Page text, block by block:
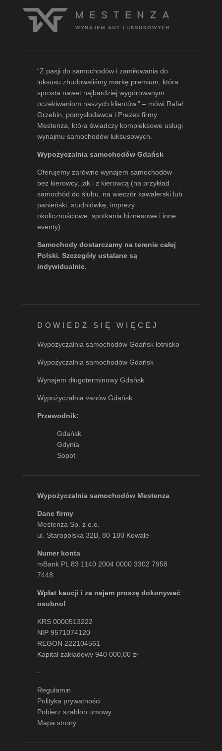
“Z pasji do samochodów i zamiłowania do
luksusu zbudowaliśmy markę premium, która
sprosta nawet najbardziej wygórowanym
oczekiwaniom naszych klientów.” – mówi Rafał
Grzebin, pomysłodawca i Prezes firmy
Mestenza, która świadczy kompleksowe usługi
wynajmu samochodów luksusowych.
Wypożyczalnia samochodów Gdańsk
Oferujemy zarówno wynajem samochodów
bez kierowcy, jak i z kierowcą (na przykład
samochód do ślubu, na wieczór kawalerski lub
panieński, studniówkę, imprezy
okolicznościowe, spotkania biznesowe i inne
eventy).
Samochody dostarczamy na terenie całej
Polski. Szczegóły ustalane są
indywidualnie.
DOWIEDZ SIĘ WIĘCEJ
Wypożyczalnia samochodów Gdańsk lotnisko
Wypożyczalnia samochodów Gdańsk
Wynajem długoterminowy Gdańsk
Wypożyczalnia vanów Gdańsk
Przewodnik:
Gdańsk
Gdynia
Sopot
Wypożyczalnia samochodów Mestenza
Dane firmy
Mestenza Sp. z o.o.
ul. Staropolska 32B, 80-180 Kowale
Numer konta
mBank PL 83 1140 2004 0000 3302 7958
7448
Wpłat kaucji i za najem proszę dokonywać
osobno!
KRS 0000513222
NIP 9571074120
REGON 222104561
Kapitał zakładowy 940 000,00 zł
–
Regulamin
Polityka prywatności
Pobierz szablon umowy
Mapa strony